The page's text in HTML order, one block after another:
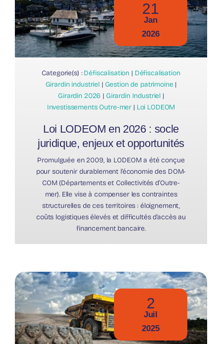
21
Jan
2026
Categorie(s) : Défiscalisation | Défiscalisation
Girardin industriel| Gestion de patrimoine |
Girardin 2026 | Girardin Industriel |
Investissements Outre-mer | Loi LODEOM
Loi LODEOM en 2026 : socle
juridique, enjeux et opportunités
Promulguée en 2009, la LODEOM a été conçue
pour soutenir durablement l’économie des DOM-
COM (Départements et Collectivités d’Outre-
mer). Elle vise à compenser les contraintes
structurelles de ces territoires : éloignement,
coûts logistiques élevés et difficultés d’accès au
financement bancaire.
2
Juil
2025